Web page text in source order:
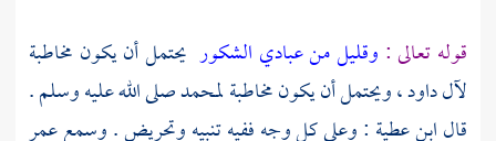
قوله تعالى : وقليل من عبادي الشكور يحتمل أن يكون مخاطبة
لآل داود، ويحتمل أن يكون مخاطبةلمحمدصلى الله عليه وسلم .
قالابن عطية : وعلى كل وجه ففيه تنبيه وتحريض . وسمععمر